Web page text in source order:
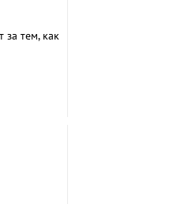
тем, как